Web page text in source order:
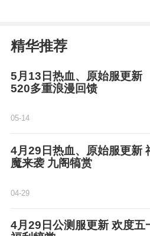
精华推荐
5月13日热血、原始服更新
520多重浪漫回馈
05-14
4月29日热血、原始服更新
魔来袭 九阁犒赏
04-29
4月29日公测服更新 欢度五